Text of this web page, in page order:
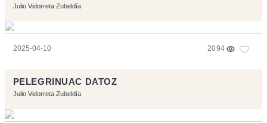
Julio Vidorreta Zubeldía
2025-04-10 2094
PELEGRINUAC DATOZ
Julio Vidorreta Zubeldía